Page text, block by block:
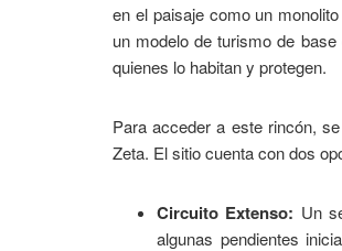
en el paisaje como un
un modelo de turismo de
quienes lo habitan y protegen.
Para acceder a este rincón,
Zeta. El sitio cuenta con dos
Circuito Extenso: Un
algunas pendientes